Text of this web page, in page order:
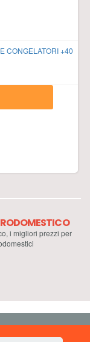
CONGELATORI +40
i migliori prezzi per